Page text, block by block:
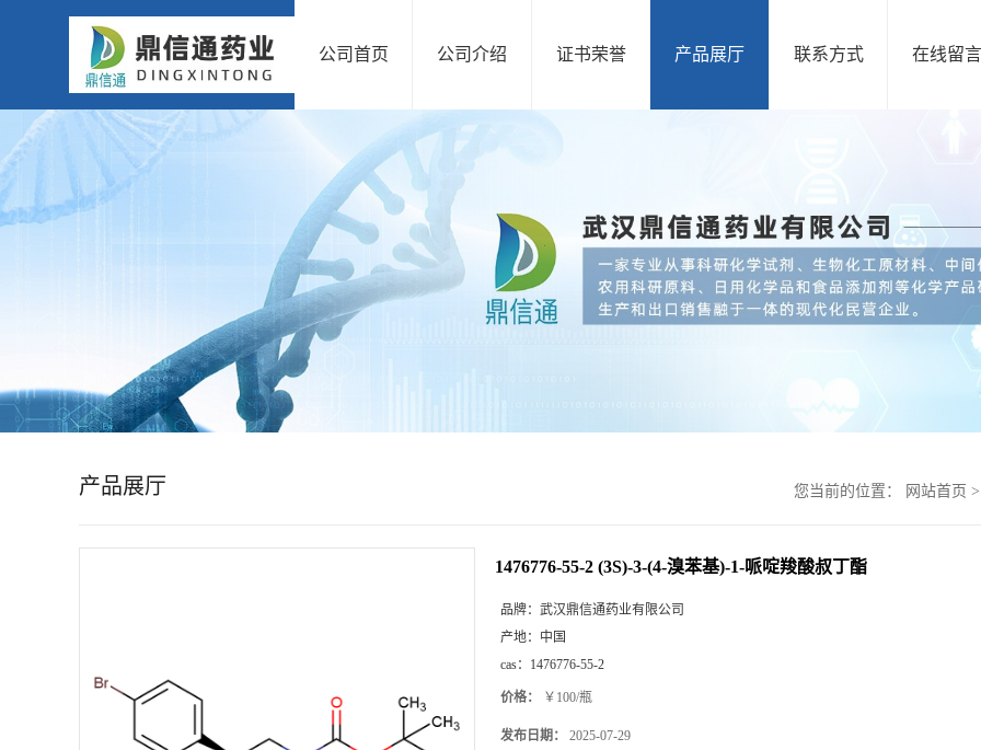
公司首页 公司介绍 证书荣誉 产品展厅 联系方式 在线留言
产品展厅 您当前的位置： 网站首页 >
1476776-55-2 (3S)-3-(4-溴苯基)-1-哌啶羧酸叔丁酯
品牌： 武汉鼎信通药业有限公司
产地： 中国
cas： 1476776-55-2
价格： ￥100/瓶
发布日期： 2025-07-29